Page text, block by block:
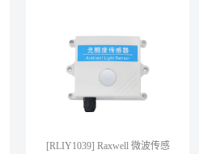
[RLIY1039] Raxwell 微波传感